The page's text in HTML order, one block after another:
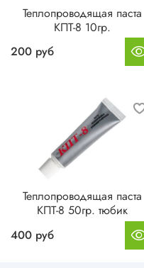
Теплопроводящая паста
КПТ-8 10гр.
200 руб
Теплопроводящая паста
КПТ-8 50гр. тюбик
400 руб